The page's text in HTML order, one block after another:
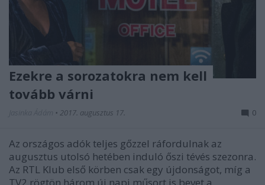
Ezekre a sorozatokra nem kell
tovább várni
• 2017. augusztus 17. 0
Az országos adók teljes gőzzel ráfordulnak az
augusztus utolsó hetében induló őszi tévés szezonra.
Az RTL Klub első körben csak egy újdonságot, míg a
TV2 rögtön három új napi műsort is bevet a